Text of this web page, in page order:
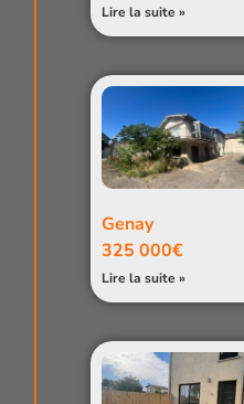
Lire la suite »
Genay
325 000€
Lire la suite »